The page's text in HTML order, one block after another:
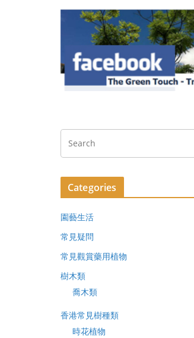
Categories
園藝生活
常見疑問
常見觀賞藥用植物
樹木類
喬木類
香港常見樹種類
時花植物